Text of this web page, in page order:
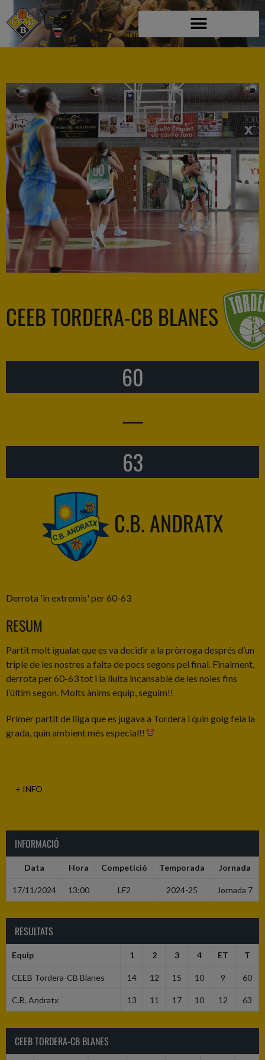
CEEB TORDERA-CB BLANES
60
—
63
C.B. ANDRATX
Derrota 'in extremis' per 60-63
RESUM
Partit molt igualat que es va decidir a la pròrroga després d’un
triple de les nostres a falta de pocs segons pel final. Finalment,
derrota per 60-63 tot i la lluita incansable de les noies fins
l’últim segon. Molts ànims equip, seguim!!
Primer partit de lliga que es jugava a Tordera i quin goig feia la
grada, quin ambient més especial!!
+ INFO
INFORMACIÓ
Data Hora Competició Temporada Jornada
17/11/2024 13:00 LF2 2024-25 Jornada 7
RESULTATS
Equip 1 2 3 4 ET T
CEEB Tordera-CB Blanes 14 12 15 10 9 60
C.B. Andratx 13 11 17 10 12 63
CEEB TORDERA-CB BLANES